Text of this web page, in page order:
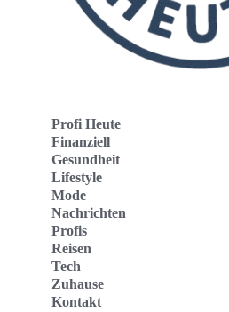
Profi Heute
Finanziell
Gesundheit
Lifestyle
Mode
Nachrichten
Profis
Reisen
Tech
Zuhause
Kontakt